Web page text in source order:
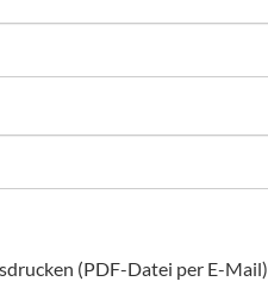
(PDF-Datei per E-Mail)